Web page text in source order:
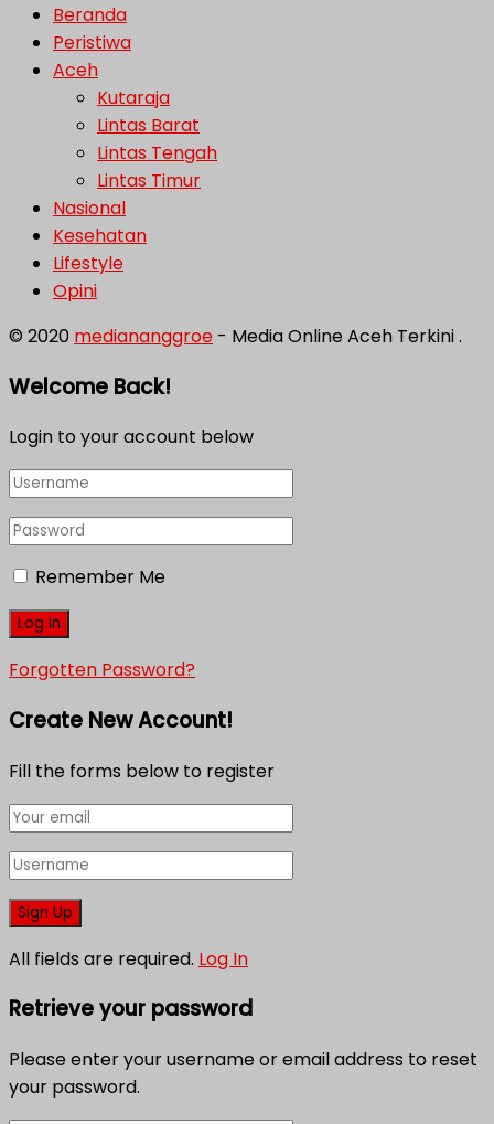
Beranda
Peristiwa
Aceh
Kutaraja
Lintas Barat
Lintas Tengah
Lintas Timur
Nasional
Kesehatan
Lifestyle
Opini
© 2020 mediananggroe - Media Online Aceh Terkini .
Welcome Back!
Login to your account below
Remember Me
Forgotten Password?
Create New Account!
Fill the forms below to register
All fields are required. Log In
Retrieve your password
Please enter your username or email address to reset
your password.